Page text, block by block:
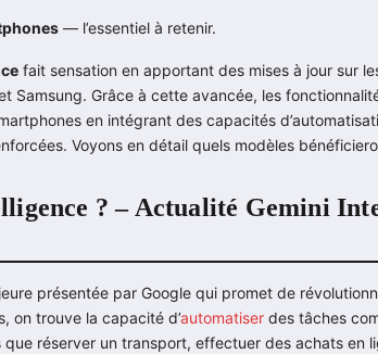
— l’essentiel à retenir.
fait sensation en apportant des mises à jour sur
Samsung. Grâce à cette avancée, les
en intégrant des capacités
Voyons en détail quels modèles
? – Actualité Gemini
présentée par Google qui promet de
on trouve la capacité d’automatiser des tâches
réserver un transport, effectuer des achats en